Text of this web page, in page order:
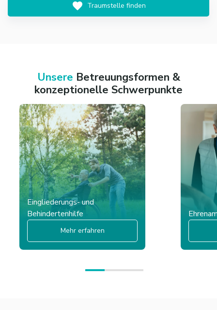
Traumstelle finden
Unsere Betreuungsformen &
konzeptionelle Schwerpunkte
Eingliederungs- und
Behindertenhilfe
Mehr erfahren